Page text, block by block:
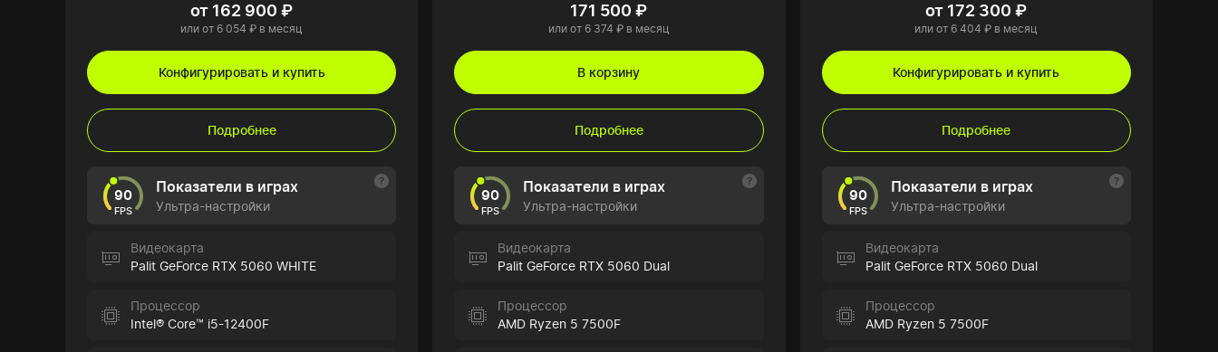
от 162 900 ₽
или от 6 054 ₽ в месяц
Конфигурировать и купить
Подробнее
90
FPS
Показатели в играх
Ультра-настройки
Видеокарта
Palit GeForce RTX 5060 WHITE
Процессор
Intel® Core™ i5-12400F
171 500 ₽
или от 6 374 ₽ в месяц
В корзину
Подробнее
90
FPS
Показатели в играх
Ультра-настройки
Видеокарта
Palit GeForce RTX 5060 Dual
Процессор
AMD Ryzen 5 7500F
от 172 300 ₽
или от 6 404 ₽ в месяц
Конфигурировать и купить
Подробнее
90
FPS
Показатели в играх
Ультра-настройки
Видеокарта
Palit GeForce RTX 5060 Dual
Процессор
AMD Ryzen 5 7500F